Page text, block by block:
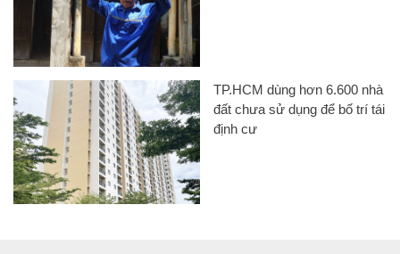
TP.HCM dùng hơn 6.600 nhà
đất chưa sử dụng để bố trí tái
định cư